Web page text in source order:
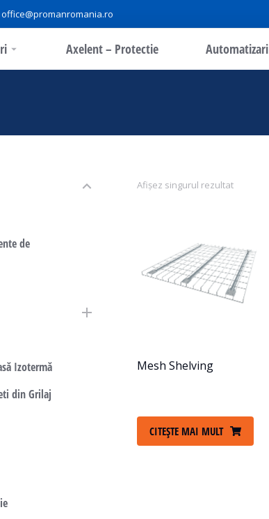
office@promanromania.ro
Axelent – Protectie Automatizari
de
Izotermă
din Grilaj
Afișez singurul rezultat
Mesh Shelving
CITEȘTE MAI MULT